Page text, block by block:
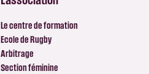
Le centre de formation
Ecole de Rugby
Arbitrage
Section féminine